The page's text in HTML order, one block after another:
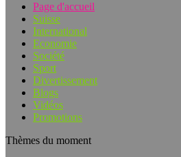
Page d'accueil
Suisse
International
Economie
Société
Sport
Divertissement
Blogs
Vidéos
Promotions
Thèmes du moment